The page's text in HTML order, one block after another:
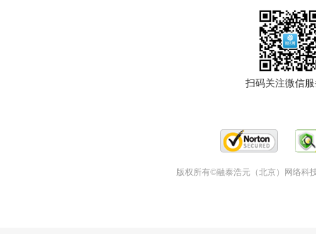
扫码关注微信
版权所有©融泰浩元（北京）网络科